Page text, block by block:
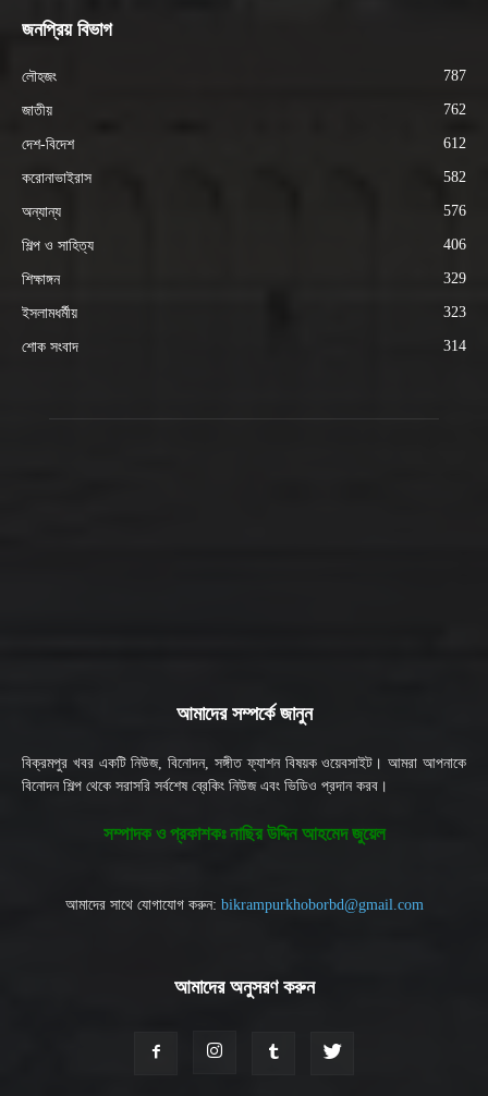
জনপ্রিয় বিভাগ
লৌহজং 787
জাতীয় 762
দেশ-বিদেশ 612
করোনাভাইরাস 582
অন্যান্য 576
শিল্প ও সাহিত্য 406
শিক্ষাঙ্গন 329
ইসলামধর্মীয় 323
শোক সংবাদ 314
আমাদের সম্পর্কে জানুন
বিক্রমপুর খবর একটি নিউজ, বিনোদন, সঙ্গীত ফ্যাশন বিষয়ক ওয়েবসাইট। আমরা আপনাকে
বিনোদন শিল্প থেকে সরাসরি সর্বশেষ ব্রেকিং নিউজ এবং ভিডিও প্রদান করব।
সম্পাদক ও প্রকাশকঃ নাছির উদ্দিন আহমেদ জুয়েল
আমাদের সাথে যোগাযোগ করুন: bikrampurkhoborbd@gmail.com
আমাদের অনুসরণ করুন